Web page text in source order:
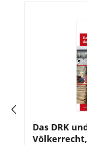
Das DRK
Völkerrecht,